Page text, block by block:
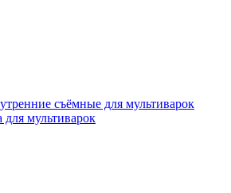
съёмные для мультиварок
для мультиварок